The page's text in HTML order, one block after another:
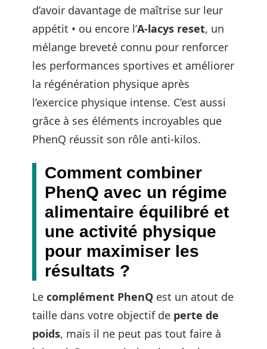
d’avoir davantage de maîtrise sur leur
appétit • ou encore l’A-lacys reset, un
mélange breveté connu pour renforcer
les performances sportives et améliorer
la régénération physique après
l’exercice physique intense. C’est aussi
grâce à ses éléments incroyables que
PhenQ réussit son rôle anti-kilos.
Comment combiner
PhenQ avec un régime
alimentaire équilibré et
une activité physique
pour maximiser les
résultats ?
Le complément PhenQ est un atout de
taille dans votre objectif de perte de
poids, mais il ne peut pas tout faire à